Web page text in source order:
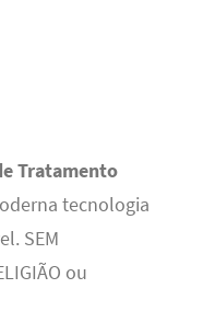
Tratamento
tecnologia
SEM
ou